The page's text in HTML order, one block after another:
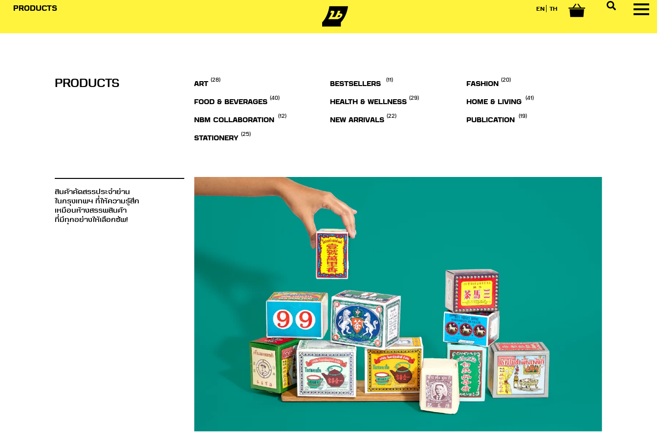
PRODUCTS EN TH
PRODUCTS ART (28) BESTSELLERS (11) FASHION (20)
FOOD & BEVERAGES (40) HEALTH & WELLNESS (29) HOME & LIVING (41)
NBM COLLABORATION (12) NEW ARRIVALS (22) PUBLICATION (19)
STATIONERY (25)
สินค้าคัดสรรประจำย่าน
ในกรุงเทพฯ ที่ให้ความรู้สึก
เหมือนห้างสรรพสินค้า
ที่มีทุกอย่างให้เลือกซัพ!